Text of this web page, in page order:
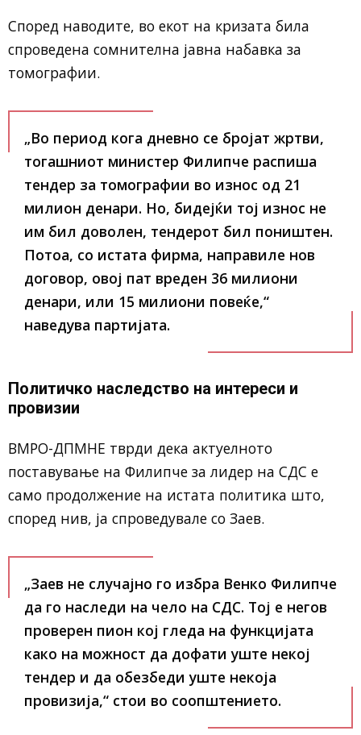
Според наводите, во екот на кризата била
спроведена сомнителна јавна набавка за
томографии.
„Во период кога дневно се бројат жртви,
тогашниот министер Филипче распиша
тендер за томографии во износ од 21
милион денари. Но, бидејќи тој износ не
им бил доволен, тендерот бил поништен.
Потоа, со истата фирма, направиле нов
договор, овој пат вреден 36 милиони
денари, или 15 милиони повеќе,“
наведува партијата.
Политичко наследство на интереси и
провизии
ВМРО-ДПМНЕ тврди дека актуелното
поставување на Филипче за лидер на СДС е
само продолжение на истата политика што,
според нив, ја спроведувале со Заев.
„Заев не случајно го избра Венко Филипче
да го наследи на чело на СДС. Тој е негов
проверен пион кој гледа на функцијата
како на можност да дофати уште некој
тендер и да обезбеди уште некоја
провизија,“ стои во соопштението.